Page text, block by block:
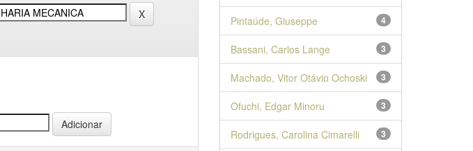
4
Pintaúde, Giuseppe
3
Bassani, Carlos Lange
3
Machado, Vitor Otávio Ochoski
3
Ofuchi, Edgar Minoru
3
Rodrigues, Carolina Cimarelli